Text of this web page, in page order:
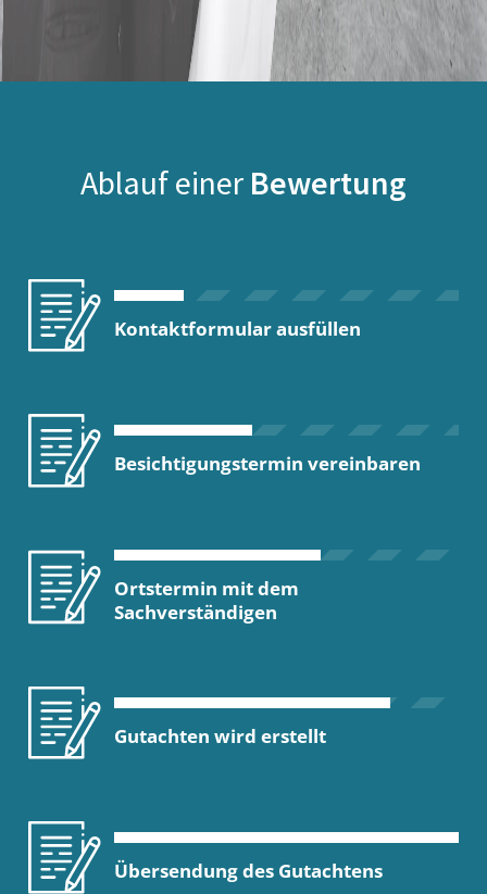
Ablauf einer Bewertung
Kontaktformular ausfüllen
Besichtigungstermin vereinbaren
Ortstermin mit dem
Sachverständigen
Gutachten wird erstellt
Übersendung des Gutachtens